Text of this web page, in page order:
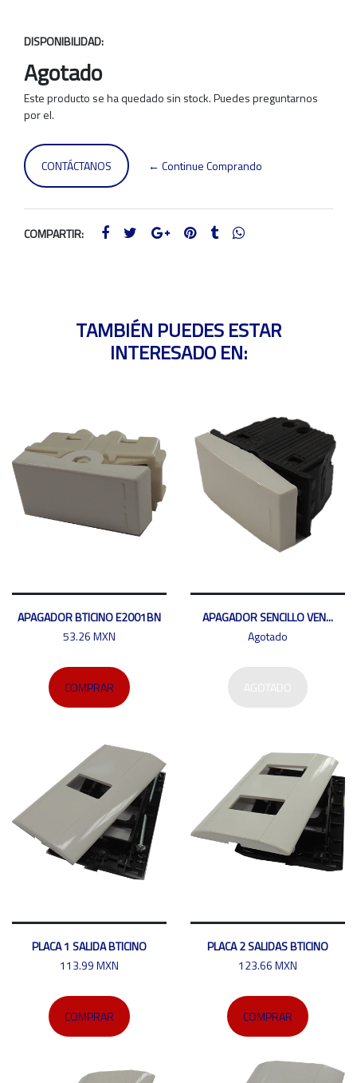
DISPONIBILIDAD:
Agotado
Este producto se ha quedado sin stock. Puedes preguntarnos
por el.
CONTÁCTANOS ← Continue Comprando
COMPARTIR:
TAMBIÉN PUEDES ESTAR
INTERESADO EN:
APAGADOR BTICINO E2001BN
53.26 MXN
COMPRAR
APAGADOR SENCILLO VEN...
Agotado
PLACA 1 SALIDA BTICINO
113.99 MXN
COMPRAR
PLACA 2 SALIDAS BTICINO
123.66 MXN
COMPRAR